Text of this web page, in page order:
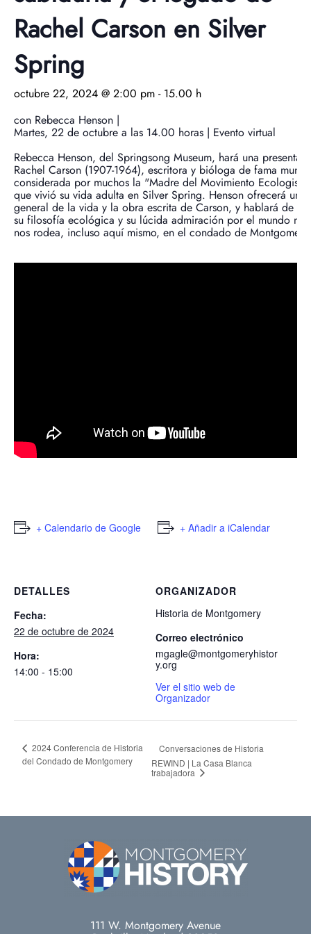
Donaciones a la Biblioteca y Colecciones
Colección de fotografías
Donaciones de colecciones de museos
Bóveda de vídeo
La historia del condado de Montgomery
Centro Mary Kay Harper de Estudios Suburbanos
Oficina de Conferenciantes
Lista
Calendario
Preguntas frecuentes
Personal
Carreras profesionales
Únase al Círculo Lilly Stone
Donación de acciones
Regalos en honor o memoria
Únase a nuestra lista de correo
Asistir a un acto
English
Rachel Carson en Silver
Spring
octubre 22, 2024 @ 2:00 pm - 15.00 h
con Rebecca Henson |
Martes, 22 de octubre a las 14.00 horas | Evento virtual
Rebecca Henson, del Springsong Museum, hará una
Rachel Carson (1907-1964), escritora y bióloga de fama
considerada por muchos la "Madre del Movimiento
que vivió su vida adulta en Silver Spring. Henson ofrecerá una
general de la vida y la obra escrita de Carson, y hablará de su
su filosofía ecológica y su lúcida admiración por el mundo
nos rodea, incluso aquí mismo, en el condado de Montgomery.
+ Calendario de Google + Añadir a iCalendar
DETALLES
Fecha:
22 de octubre de 2024
Hora:
14:00 - 15:00
ORGANIZADOR
Historia de Montgomery
Correo electrónico
mgagle@montgomeryhistor
y.org
Ver el sitio web de
Organizador
2024 Conferencia de Historia
del Condado de Montgomery
Conversaciones de Historia
REWIND | La Casa Blanca
trabajadora
111 W. Montgomery Avenue